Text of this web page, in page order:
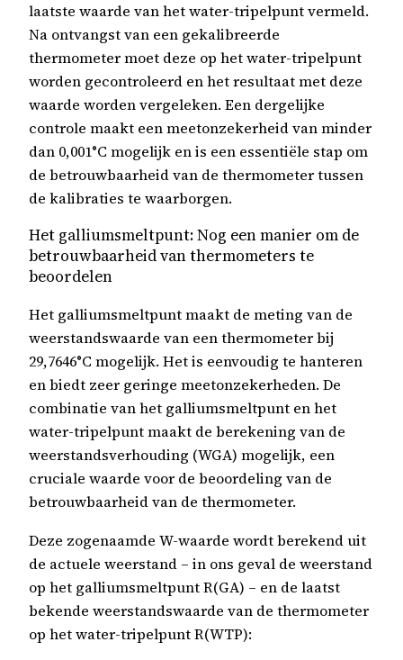
laatste waarde van het water-tripelpunt vermeld.
Na ontvangst van een gekalibreerde
thermometer moet deze op het water-tripelpunt
worden gecontroleerd en het resultaat met deze
waarde worden vergeleken. Een dergelijke
controle maakt een meetonzekerheid van minder
dan 0,001°C mogelijk en is een essentiële stap om
de betrouwbaarheid van de thermometer tussen
de kalibraties te waarborgen.
Het galliumsmeltpunt: Nog een manier om de
betrouwbaarheid van thermometers te
beoordelen
Het galliumsmeltpunt maakt de meting van de
weerstandswaarde van een thermometer bij
29,7646°C mogelijk. Het is eenvoudig te hanteren
en biedt zeer geringe meetonzekerheden. De
combinatie van het galliumsmeltpunt en het
water-tripelpunt maakt de berekening van de
weerstandsverhouding (WGA) mogelijk, een
cruciale waarde voor de beoordeling van de
betrouwbaarheid van de thermometer.
Deze zogenaamde W-waarde wordt berekend uit
de actuele weerstand – in ons geval de weerstand
op het galliumsmeltpunt R(GA) – en de laatst
bekende weerstandswaarde van de thermometer
op het water-tripelpunt R(WTP):